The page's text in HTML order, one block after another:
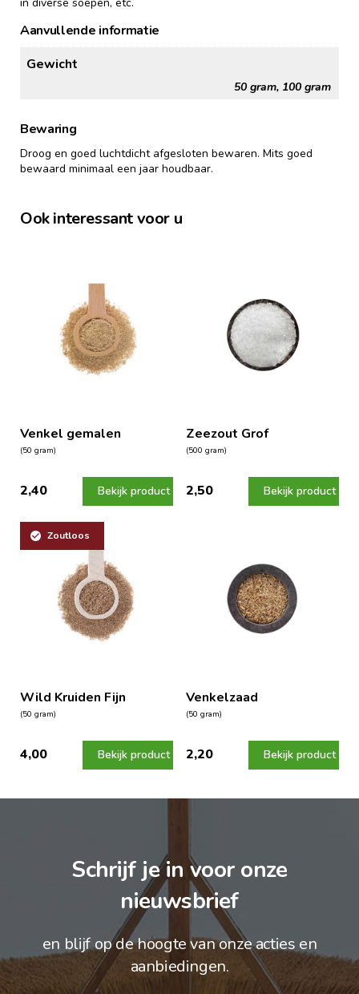
Aanvullende informatie
Gewicht
50 gram, 100 gram
Bewaring
Droog en goed luchtdicht afgesloten bewaren. Mits goed
bewaard minimaal een jaar houdbaar.
Ook interessant voor u
Venkel gemalen
(50 gram)
2,40 Bekijk product
Zeezout Grof
(500 gram)
2,50 Bekijk product
Zoutloos
Wild Kruiden Fijn
(50 gram)
4,00 Bekijk product
Venkelzaad
(50 gram)
2,20 Bekijk product
Schrijf je in voor onze
nieuwsbrief
en blijf op de hoogte van onze acties en
aanbiedingen.